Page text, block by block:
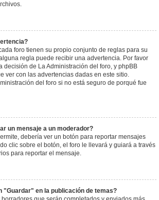
foro tienen su propio conjunto de reglas para su
regla puede recibir una advertencia. Por favor
decisión de La Administración del foro, y phpBB
ver con las advertencias dadas en este sitio.
del foro si no está seguro de porqué fue
un mensaje a un moderador?
debería ver un botón para reportar mensajes
clic sobre el botón, el foro le llevará y guiará a través
para reportar el mensaje.
"Guardar" en la publicación de temas?